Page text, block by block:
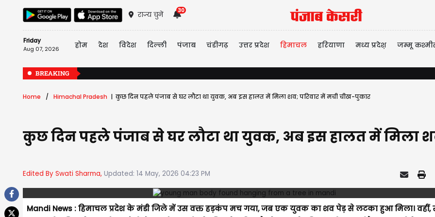
राज्य चुनें
30
Friday
Aug 07, 2026 होम देश विदेश दिल्ली पंजाब चंडीगढ़ उत्तर प्रदेश हिमाचल हरियाणा मध्य प्रदेश़ जम्मू
BREAKING
Home Himachal Pradesh कुछ दिन पहले पंजाब से घर लौटा था युवक, अब इस हालत में मिला शव; परिवार में मची चीख-पुकार
कुछ दिन पहले पंजाब से घर लौटा था युवक, अब इस हालत में मिला
Edited By Swati Sharma, Updated: 14 May, 2026 04:23 PM
Mandi News : हिमाचल प्रदेश के मंडी जिले में उस वक्त हड़कंप मच गया, जब एक युवक का शव पेड़ से लटका हुआ मिला। वहीं,